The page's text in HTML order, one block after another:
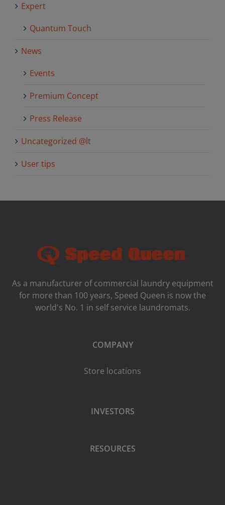
Expert
Quantum Touch
News
Events
Premium Concept
Press Release
Uncategorized @lt
User tips
As a manufacturer of commercial laundry equipment
for more than 100 years, Speed ​​Queen is now the
world's No. 1 in self service laundromats.
COMPANY
Store locations
INVESTORS
RESOURCES